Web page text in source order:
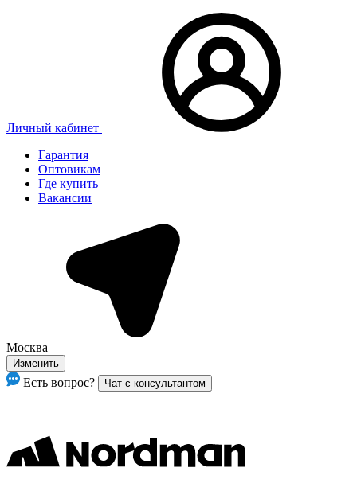
Личный кабинет
Гарантия
Оптовикам
Где купить
Вакансии
Москва
Изменить
Есть вопрос? Чат с консультантом